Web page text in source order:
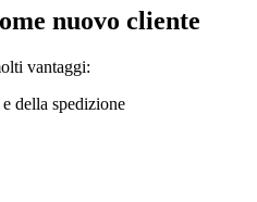
nuovo cliente
vantaggi:
della spedizione